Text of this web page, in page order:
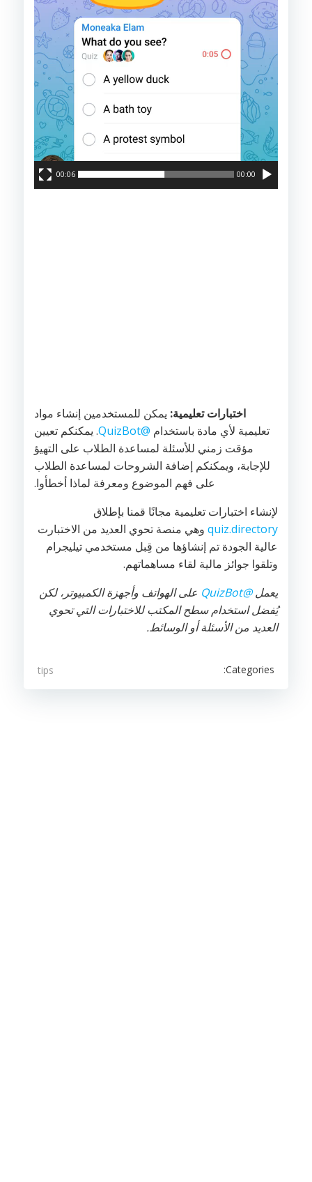
00:00
00:06
اختبارات تعليمية: يمكن للمستخدمين إنشاء مواد
تعليمية لأي مادة باستخدام @QuizBot
. يمكنكم تعيين
مؤقت زمني للأسئلة لمساعدة الطلاب على التهيؤ
للإجابة، ويمكنكم إضافة الشروحات لمساعدة الطلاب
على فهم الموضوع ومعرفة لماذا أخطأوا.
لإنشاء اختبارات تعليمية مجانًا قمنا بإطلاق
quiz.directory وهي منصة تحوي العديد من الاختبارت
عالية الجودة تم إنشاؤها من قِبل مستخدمي تيليجرام
وتلقوا جوائز مالية لقاء مساهماتهم.
يعمل@QuizBot
على الهواتف وأجهزة الكمبيوتر، لكن
يُفضل استخدام سطح المكتب للاختبارات التي تحوي
العديد من الأسئلة أو الوسائط.
Categories:
tips